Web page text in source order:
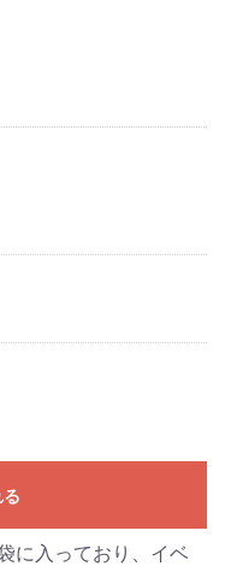
に入っており、イベ